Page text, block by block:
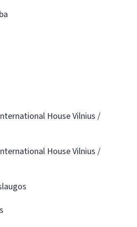
House Vilnius /
House Vilnius /